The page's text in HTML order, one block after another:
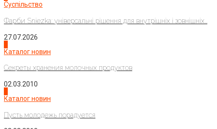
Суспільство
Фарби Sniezka: універсальні рішення для внутрішніх і зовнішніх...
27.07.2026
Каталог новин
Секреты хранения молочных продуктов
02.03.2010
Каталог новин
Пусть молодежь порадуется